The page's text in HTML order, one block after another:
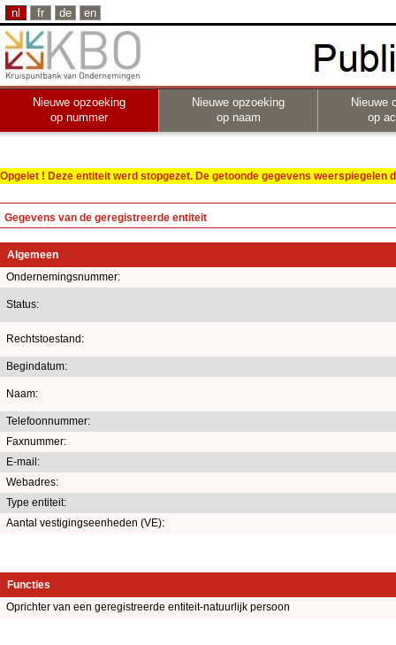
nl fr de en
Nieuwe opzoeking
op nummer
Nieuwe opzoeking
op naam
Nieuwe
op
Opgelet ! Deze entiteit werd stopgezet. De getoonde gegevens
Gegevens van de geregistreerde entiteit
Algemeen
Ondernemingsnummer:
Status:
Rechtstoestand:
Begindatum:
Naam:
Telefoonnummer:
Faxnummer:
E-mail:
Webadres:
Type entiteit:
Aantal vestigingseenheden (VE):
Functies
Oprichter van een geregistreerde entiteit-natuurlijk persoon